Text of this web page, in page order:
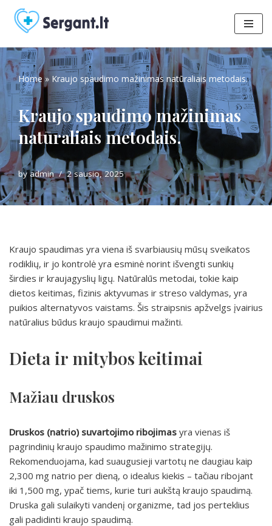
Skip
to
content
Home» Kraujo spaudimo mažinimas natūraliais metodais.
Kraujo spaudimo mažinimas
natūraliais metodais.
byadmin 2 sausio, 2025
Kraujo spaudimas yra viena iš svarbiausių mūsų sveikatos
rodiklių, ir jo kontrolė yra esminė norint išvengti sunkių
širdies ir kraujagyslių ligų. Natūralūs metodai, tokie kaip
dietos keitimas, fizinis aktyvumas ir streso valdymas, yra
puikios alternatyvos vaistams. Šis straipsnis apžvelgs įvairius
natūralius būdus kraujo spaudimui mažinti.
Dieta ir mitybos keitimai
Mažiau druskos
Druskos (natrio) suvartojimo ribojimas yra vienas iš
pagrindinių kraujo spaudimo mažinimo strategijų.
Rekomenduojama, kad suaugusieji vartotų ne daugiau kaip
2,300 mg natrio per dieną, o idealus kiekis – tačiau ribojant
iki 1,500 mg, ypač tiems, kurie turi aukštą kraujo spaudimą.
Druska gali sulaikyti vandenį organizme, tad jos perteklius
gali padidinti kraujo spaudimą.